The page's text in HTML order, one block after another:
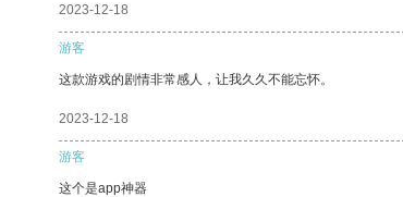
2023-12-18
游客
这款游戏的剧情非常感人，让我久久不能忘怀。
2023-12-18
游客
这个是app神器